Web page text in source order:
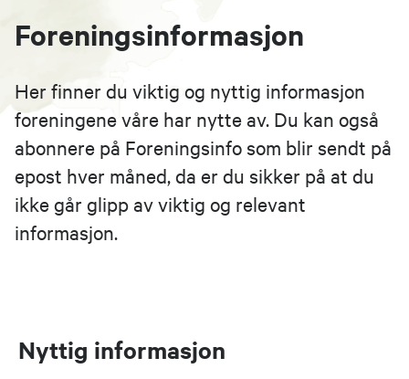
Foreningsinformasjon
Her finner du viktig og nyttig informasjon
foreningene våre har nytte av. Du kan også
abonnere på Foreningsinfo som blir sendt på
epost hver måned, da er du sikker på at du
ikke går glipp av viktig og relevant
informasjon.
Nyttig informasjon